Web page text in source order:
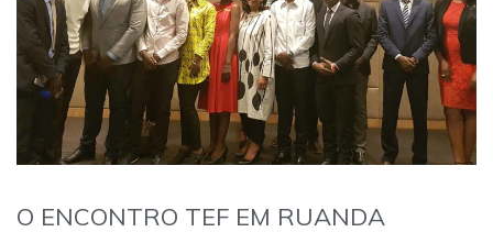
O ENCONTRO TEF EM RUANDA